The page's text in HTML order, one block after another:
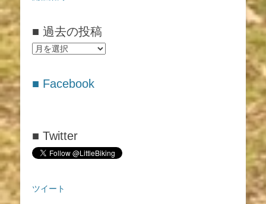
■ 過去の投稿
の
■ Facebook
■ Twitter
ツイート